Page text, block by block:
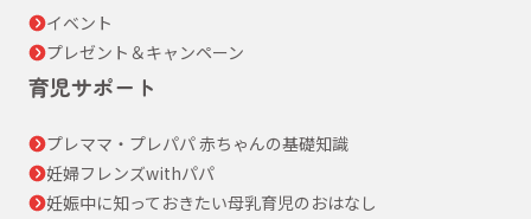
イベント
プレゼント＆キャンペーン
育児サポート
プレママ・プレパパ 赤ちゃんの基礎知識
妊婦フレンズwithパパ
妊娠中に知っておきたい母乳育児のおはなし